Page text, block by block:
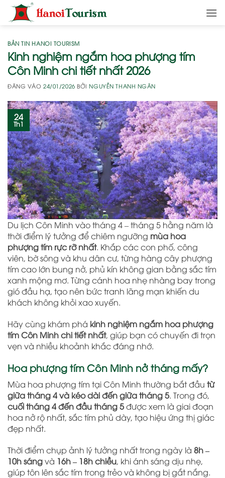
qua
dungBẢN TIN HANOI TOURISM
Kinh nghiệm ngắm hoa phượng tím
Côn Minh chi tiết nhất 2026
ĐĂNG VÀO24/01/2026 BỞINGUYỄN THANH NGÂN
24
Th1
Du lịch Côn Minh vào tháng 4 – tháng 5 hằng năm là
thời điểm lý tưởng để chiêm ngưỡng mùa hoa
phượng tím rực rỡ nhất. Khắp các con phố, công
viên, bờ sông và khu dân cư, từng hàng cây phượng
tím cao lớn bung nở, phủ kín không gian bằng sắc tím
xanh mộng mơ. Từng cánh hoa nhẹ nhàng bay trong
gió đầu hạ, tạo nên bức tranh lãng mạn khiến du
khách không khỏi xao xuyến.
Hãy cùng khám phá kinh nghiệm ngắm hoa phượng
tím Côn Minh chi tiết nhất, giúp bạn có chuyến đi trọn
vẹn và nhiều khoảnh khắc đáng nhớ.
Hoa phượng tím Côn Minh nở tháng mấy?
Mùa hoa phượng tím tại Côn Minh thường bắt đầu từ
giữa tháng 4 và kéo dài đến giữa tháng 5. Trong đó,
cuối tháng 4 đến đầu tháng 5được xem là giai đoạn
hoa nở rộ nhất, sắc tím phủ dày, tạo hiệu ứng thị giác
đẹp nhất.
Thời điểm chụp ảnh lý tưởng nhất trong ngày là 8h –
10h sángvà 16h – 18h chiều, khi ánh sáng dịu nhẹ,
giúp tôn lên sắc tím trong trẻo và không bị gắt nắng.